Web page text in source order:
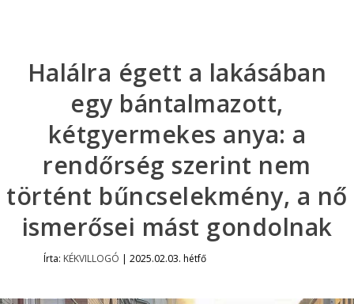
Halálra égett a lakásában
egy bántalmazott,
kétgyermekes anya: a
rendőrség szerint nem
történt bűncselekmény, a nő
ismerősei mást gondolnak
Írta: KÉKVILLOGÓ | 2025.02.03. hétfő